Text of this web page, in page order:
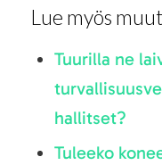
Lue myös
Tuurilla ne
hallitset?
Tuleeko